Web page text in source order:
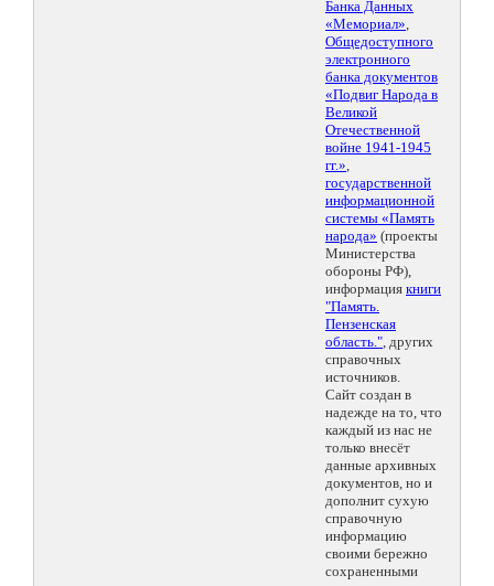
Банка Данных
«Мемориал»,
Общедоступного
электронного
банка документов
«Подвиг Народа в
Великой
Отечественной
войне 1941-1945
гг.»,
государственной
информационной
системы «Память
народа» (проекты
Министерства
обороны РФ),
информация книги
"Память.
Пензенская
область.", других
справочных
источников.
Сайт создан в
надежде на то, что
каждый из нас не
только внесёт
данные архивных
документов, но и
дополнит сухую
справочную
информацию
своими бережно
сохраненными